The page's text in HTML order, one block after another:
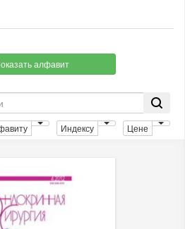
алфавит
Индексу Цене